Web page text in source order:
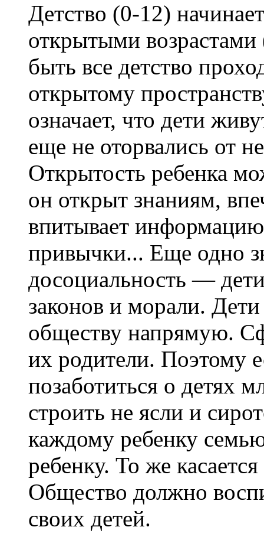
Детство (0-12)
открытыми
быть все детство
открытому
означает, что дети
еще не оторвались от
Открытость ребенка
он открыт знаниям,
впитывает
привычки... Еще одно
досоциальность —
законов и морали.
обществу напрямую.
их родители. Поэтому
позаботиться о детях
строить не ясли и
каждому ребенку
ребенку. То же
Общество должно
своих детей.